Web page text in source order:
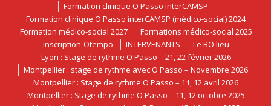
Formation clinique O Passo interCAMSP
Formation clinique O Passo interCAMSP (médico-social) 2024
Formation médico-social 2027
Formations médico-social 2025
inscription-Otempo
INTERVENANTS
Le BO lieu
Lyon : Stage de rythme O Passo – 21, 22 février 2026
Montpellier : stage de rythme avec O Passo – Novembre 2026
Montpellier : Stage de rythme O Passo – 11, 12 avril 2026
Montpellier : Stage de rythme O Passo – 11, 12 octobre 2025